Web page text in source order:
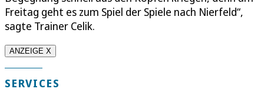
Freitag geht es zum Spiel der Spiele nach Nierfeld“,
sagte Trainer Celik.
ANZEIGE X
SERVICES